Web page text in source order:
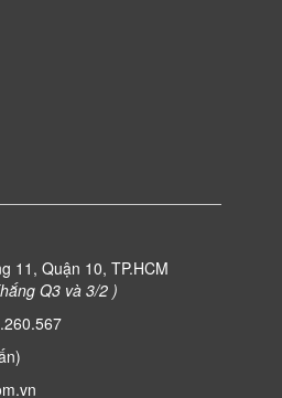
11, Quận 10, TP.HCM
Q3 và 3/2 )